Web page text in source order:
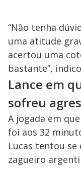
“Não tenha
uma atitude
acertou uma
bastante”,
Lance em
sofreu
A jogada em
foi aos 32
Lucas tentou se
zagueiro